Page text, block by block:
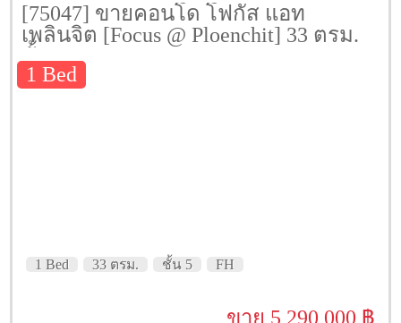
[75047] ขายคอนโด โฟกัส แอท
เพลินจิต [Focus @ Ploenchit] 33 ตรม.
ชั้น 5
1 Bed
1 Bed 33 ตรม. ชั้น 5 FH
ขาย 5,290,000 ฿